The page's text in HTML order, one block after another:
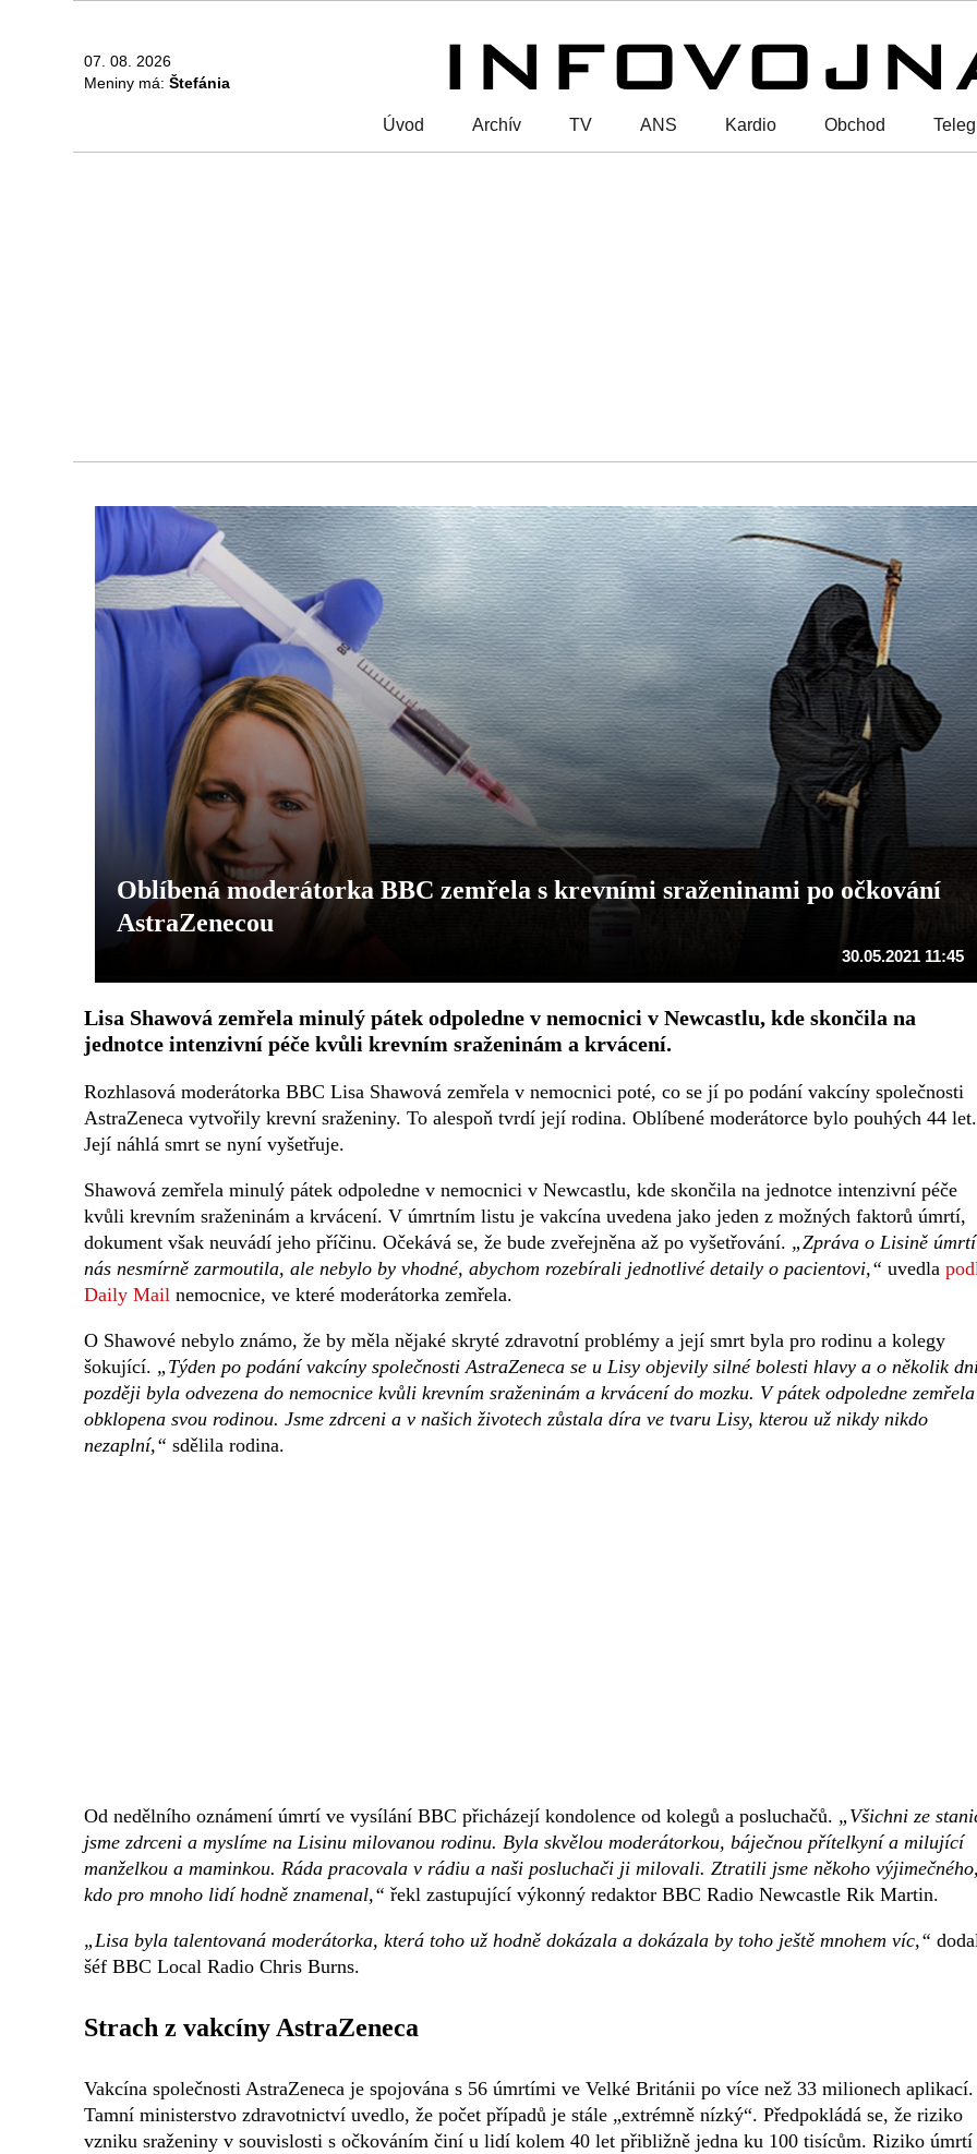
07. 08. 2026
Meniny má: Štefánia
Úvod Archív TV ANS Kardio Obchod
Oblíbená moderátorka BBC zemřela s krevními sraženinami po očkování
AstraZenecou
30.05.2021 11:45
Lisa Shawová zemřela minulý pátek odpoledne v nemocnici v Newcastlu, kde skončila na
jednotce intenzivní péče kvůli krevním sraženinám a krvácení.
Rozhlasová moderátorka BBC Lisa Shawová zemřela v nemocnici poté, co se jí po podání vakcíny společnosti
AstraZeneca vytvořily krevní sraženiny. To alespoň tvrdí její rodina. Oblíbené moderátorce bylo pouhých 44 let.
Její náhlá smrt se nyní vyšetřuje.
Shawová zemřela minulý pátek odpoledne v nemocnici v Newcastlu, kde skončila na jednotce intenzivní péče
kvůli krevním sraženinám a krvácení. V úmrtním listu je vakcína uvedena jako jeden z možných faktorů úmrtí,
dokument však neuvádí jeho příčinu. Očekává se, že bude zveřejněna až po vyšetřování. „Zpráva o Lisině úmrtí
nás nesmírně zarmoutila, ale nebylo by vhodné, abychom rozebírali jednotlivé detaily o pacientovi,“ uvedla
Daily Mail nemocnice, ve které moderátorka zemřela.
O Shawové nebylo známo, že by měla nějaké skryté zdravotní problémy a její smrt byla pro rodinu a kolegy
šokující. „Týden po podání vakcíny společnosti AstraZeneca se u Lisy objevily silné bolesti hlavy a o několik
později byla odvezena do nemocnice kvůli krevním sraženinám a krvácení do mozku. V pátek odpoledne zemřela
obklopena svou rodinou. Jsme zdrceni a v našich životech zůstala díra ve tvaru Lisy, kterou už nikdy nikdo
nezaplní,“ sdělila rodina.
Od nedělního oznámení úmrtí ve vysílání BBC přicházejí kondolence od kolegů a posluchačů. „Všichni ze
jsme zdrceni a myslíme na Lisinu milovanou rodinu. Byla skvělou moderátorkou, báječnou přítelkyní a milující
manželkou a maminkou. Ráda pracovala v rádiu a naši posluchači ji milovali. Ztratili jsme někoho
kdo pro mnoho lidí hodně znamenal,“ řekl zastupující výkonný redaktor BBC Radio Newcastle Rik Martin.
„Lisa byla talentovaná moderátorka, která toho už hodně dokázala a dokázala by toho ještě mnohem víc,“
šéf BBC Local Radio Chris Burns.
Strach z vakcíny AstraZeneca
Vakcína společnosti AstraZeneca je spojována s 56 úmrtími ve Velké Británii po více než 33 milionech aplikací.
Tamní ministerstvo zdravotnictví uvedlo, že počet případů je stále „extrémně nízký“. Předpokládá se, že riziko
vzniku sraženiny v souvislosti s očkováním činí u lidí kolem 40 let přibližně jedna ku 100 tisícům. Riziko